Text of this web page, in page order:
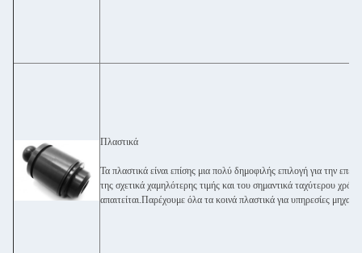
Πλαστικά
Τα πλαστικά είναι επίσης μια πολύ δημοφιλής επιλογή για την
της σχετικά χαμηλότερης τιμής και του σημαντικά ταχύτερου
απαιτείται.Παρέχουμε όλα τα κοινά πλαστικά για υπηρεσίες